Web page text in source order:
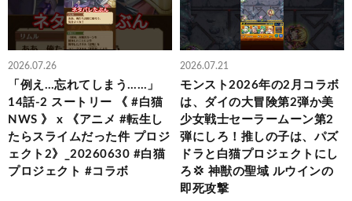
2026.07.26
「例え…忘れてしまう……」
14話-2 スートリー 《 #白猫
NWS 》 x 《アニメ #転生し
たらスライムだった件 プロジ
ェクト2》_20260630 #白猫
プロジェクト #コラボ
2026.07.21
モンスト2026年の2月コラボ
は、ダイの大冒険第2弾か美
少女戦士セーラームーン第2
弾にしろ！推しの子は、パズ
ドラと白猫プロジェクトにし
ろ💢 神獣の聖域 ルウインの
即死攻撃